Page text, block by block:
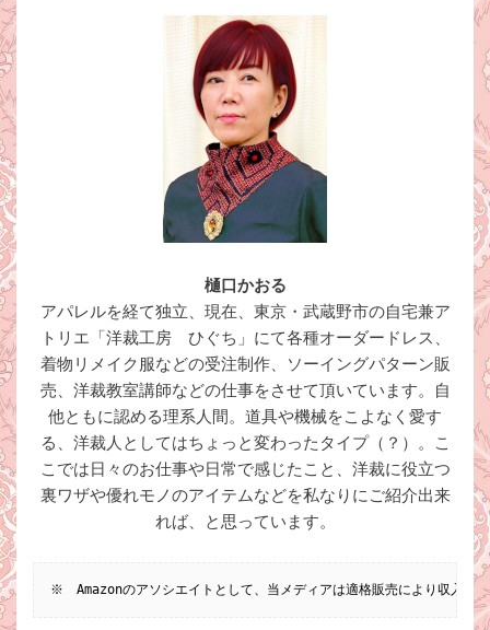
樋口かおる
アパレルを経て独立、現在、東京・武蔵野市の自宅兼ア
トリエ「洋裁工房 ひぐち」にて各種オーダードレス、
着物リメイク服などの受注制作、ソーイングパターン販
売、洋裁教室講師などの仕事をさせて頂いています。自
他ともに認める理系人間。道具や機械をこよなく愛す
る、洋裁人としてはちょっと変わったタイプ（？）。こ
こでは日々のお仕事や日常で感じたこと、洋裁に役立つ
裏ワザや優れモノのアイテムなどを私なりにご紹介出来
れば、と思っています。
※　Amazonのアソシエイトとして、当メディアは適格販売により収入を